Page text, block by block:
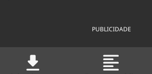
PUBLICIDADE